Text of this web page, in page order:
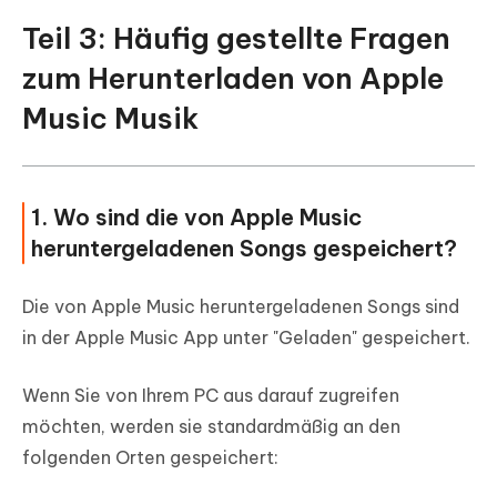
Teil 3: Häufig gestellte Fragen
zum Herunterladen von Apple
Music Musik
1. Wo sind die von Apple Music
heruntergeladenen Songs gespeichert?
Die von Apple Music heruntergeladenen Songs sind
in der Apple Music App unter "Geladen" gespeichert.
Wenn Sie von Ihrem PC aus darauf zugreifen
möchten, werden sie standardmäßig an den
folgenden Orten gespeichert: